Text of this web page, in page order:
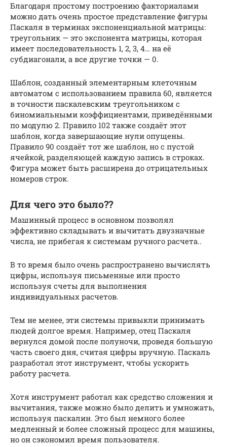
Благодаря простому построению факториалами
можно дать очень простое представление фигуры
Паскаля в терминах экспоненциальной матрицы:
треугольник — это экспонента матрицы, которая
имеет последовательность 1, 2, 3, 4… на её
субдиагонали, а все другие точки — 0.
Шаблон, созданный элементарным клеточным
автоматом с использованием правила 60, является
в точности паскалевским треугольником с
биномиальными коэффициентами, приведёнными
по модулю 2. Правило 102 также создаёт этот
шаблон, когда завершающие нули опущены.
Правило 90 создаёт тот же шаблон, но с пустой
ячейкой, разделяющей каждую запись в строках.
Фигура может быть расширена до отрицательных
номеров строк.
Для чего это было??
Машинный процесс в основном позволял
эффективно складывать и вычитать двузначные
числа, не прибегая к системам ручного расчета..
В то время было очень распространено вычислять
цифры, используя письменные или просто
используя счеты для выполнения
индивидуальных расчетов.
Тем не менее, эти системы привыкли принимать
людей долгое время. Например, отец Паскаля
вернулся домой после полуночи, проведя большую
часть своего дня, считая цифры вручную. Паскаль
разработал этот инструмент, чтобы ускорить
работу расчета.
Хотя инструмент работал как средство сложения и
вычитания, также можно было делить и умножать,
используя паскалин. Это был немного более
медленный и более сложный процесс для машины,
но он сэкономил время пользователя.